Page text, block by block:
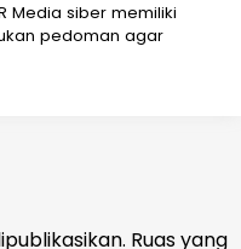
Media siber memiliki
pedoman agar
Ruas yang